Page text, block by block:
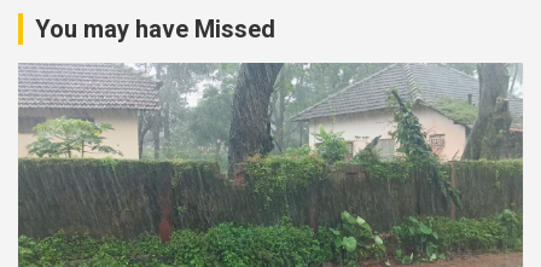
You may have Missed